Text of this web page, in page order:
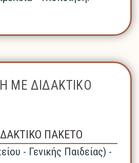
ΜΕ ΔΙΔΑΚΤΙΚΟ
ΠΑΚΕΤΟ
- Γενικής Παιδείας) -